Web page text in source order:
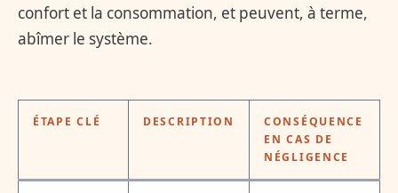
confort et la consommation, et peuvent, à terme,
abîmer le système.
ÉTAPE CLÉ DESCRIPTION
CONSÉQUENCE
EN CAS DE
NÉGLIGENCE